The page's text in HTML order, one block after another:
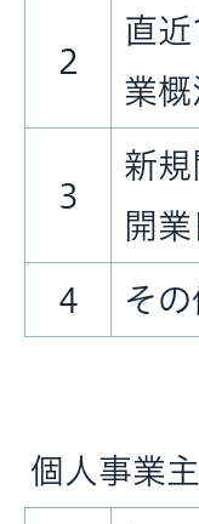
2
直
業
3
新
開
4 そ
個人事業